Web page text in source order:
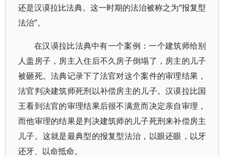
还是汉谟拉比法典。这一时期的法治被称之为“报复型
法治”。
在汉谟拉比法典中有一个案例：一个建筑师给别
人盖房子，房主入住后不久房子倒塌了，房主的儿子
被砸死。法典记录下了法官对这个案件的审理结果，
法官判决建筑师死刑以补偿房主的儿子。汉谟拉比国
王看到法官的审理结果后很不满意而决定亲自审理，
而他审理的结果是判决建筑师的儿子死刑来补偿房主
儿子。这就是最典型的报复型法治，以眼还眼，以牙
还牙、以命抵命。